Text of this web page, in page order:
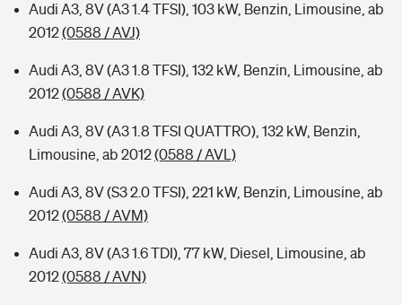
Audi A3, 8V (A3 1.4 TFSI), 103 kW, Benzin, Limousine, ab
2012(0588 / AVJ)
Audi A3, 8V (A3 1.8 TFSI), 132 kW, Benzin, Limousine, ab
2012(0588 / AVK)
Audi A3, 8V (A3 1.8 TFSI QUATTRO), 132 kW, Benzin,
Limousine, ab 2012(0588 / AVL)
Audi A3, 8V (S3 2.0 TFSI), 221 kW, Benzin, Limousine, ab
2012(0588 / AVM)
Audi A3, 8V (A3 1.6 TDI), 77 kW, Diesel, Limousine, ab
2012(0588 / AVN)